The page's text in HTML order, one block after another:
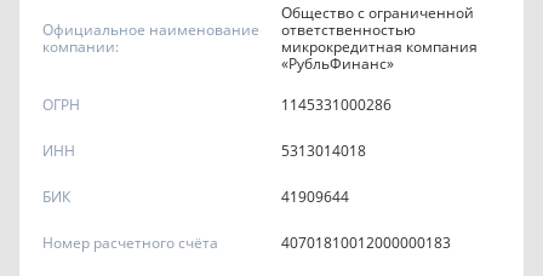
Официальное наименование
компании:
Общество с ограниченной
ответственностью
микрокредитная компания
«РубльФинанс»
ОГРН
1145331000286
ИНН 5313014018
БИК 41909644
Номер расчетного счёта 40701810012000000183